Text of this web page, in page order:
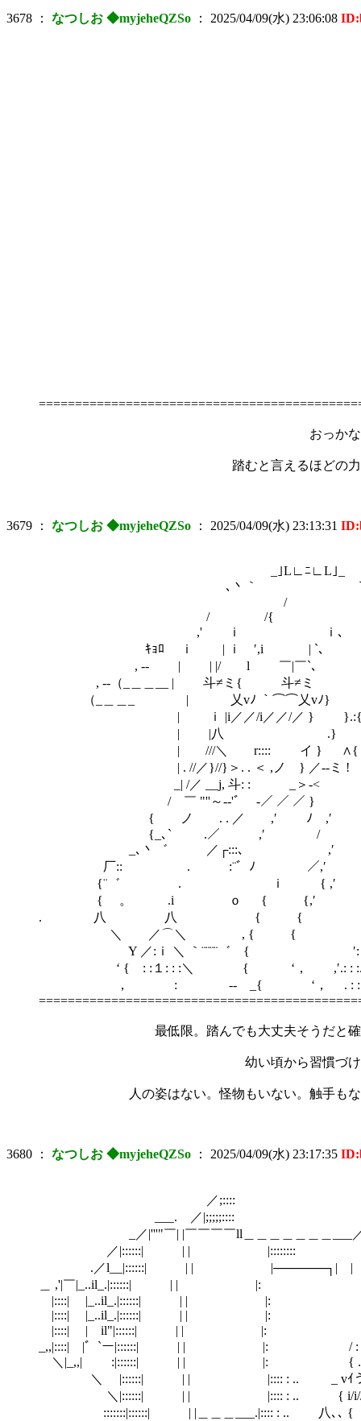
3678 ： なつしお ◆myjeheQZSo ： 2025/04/09(水) 23:06:08
おっかなびっくり。慎重な様
踏むと言えるほどの力さえなく。震え
3679 ： なつしお ◆myjeheQZSo ： 2025/04/09(水) 23:13:31
_｣L∟ﾆ∟L｣_
､丶｀ ｀丶
/
/ /{ `
,' ｉ ｉ､
ｷｮﾛ ｉ | ｉ ′,i | `､
, -‐ | | |/ l ￣|￣`､
, -‐（_＿＿__ | 斗≠ミ{ 斗≠ミ ｉ ｉ
（_＿＿_ | 乂vﾉ ｀⌒⌒乂vﾉ} ｉ
| ｉ |i／／/i／／/／ }
| |八 .}
| ///＼ r:::: イ } ∧{ | だ、
| . //／}//}＞. . ＜ ,ノ } ／--ミ !
_| /／ __j, 斗: : _＞‐<
/ ￣ "''～--'ﾞ ‐／ ／ ／ }
{ ノ . . ／ ,′ ﾉ ,′
{_､` .／ ,′ /
_､丶゛ ／┌:::､
厂:: . :¨゛ﾉ ／,′
{¨゛ . ｉ { ,′
{ 。 .i ｏ { {,′ /
. 八 八 { {
＼ ／⌒＼ , { { . . .
Y ／:ｉ ＼ ｀¨¨¨¨゛ { ′: :
‘ { : :１: : :＼ { ‘， ,′.: :
， : ‐- _{ ‘， . : : : : |
最低限。踏んでも大丈夫そうだと確認を終え
幼い頃から習慣づけられたように、
人の姿はない。怪物もいない。触手もない。服
3680 ： なつしお ◆myjeheQZSo ： 2025/04/09(水) 23:17:35
／;::::
___. ／|;;;;;::::
_／|'''"￣| |￣￣￣￣ll＿＿＿＿＿＿＿___
／|::::::| | |
.／l__|::::::| | | |──────┐| |
＿ ,'|￣|_..il_.|::::::| | | |:
|::::| |_..il_.|::::::| | | |:
|::::| |_..il_.|::::::| | | |: |::|
|::::| | il"|::::::| | | |:
_,,|::::| |゛`ー|::::::| | | |: / : ﾊ ::
＼|_,,| :|::::::| | | |:
＼ |::::::| | | |:::: : .. _
＼|::::::| | | |:::: :
:::::::|::::::| | |＿＿＿___.|:::: : .. 八､